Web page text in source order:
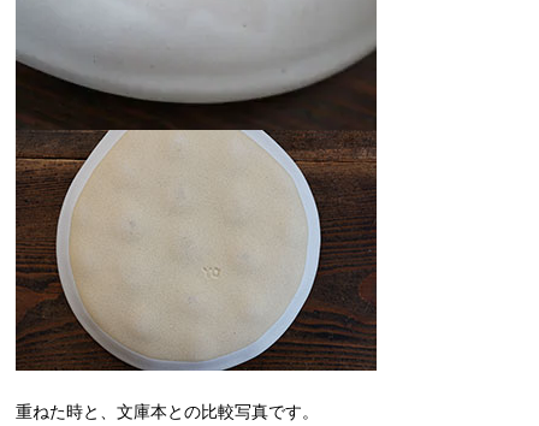
重ねた時と、文庫本との比較写真です。